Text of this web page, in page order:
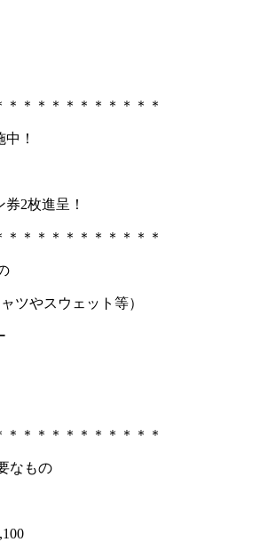
＊＊＊＊＊＊＊＊＊＊＊
！
2枚進呈！
＊＊＊＊＊＊＊＊＊＊＊
ツやスウェット等）
＊＊＊＊＊＊＊＊＊＊＊
なもの